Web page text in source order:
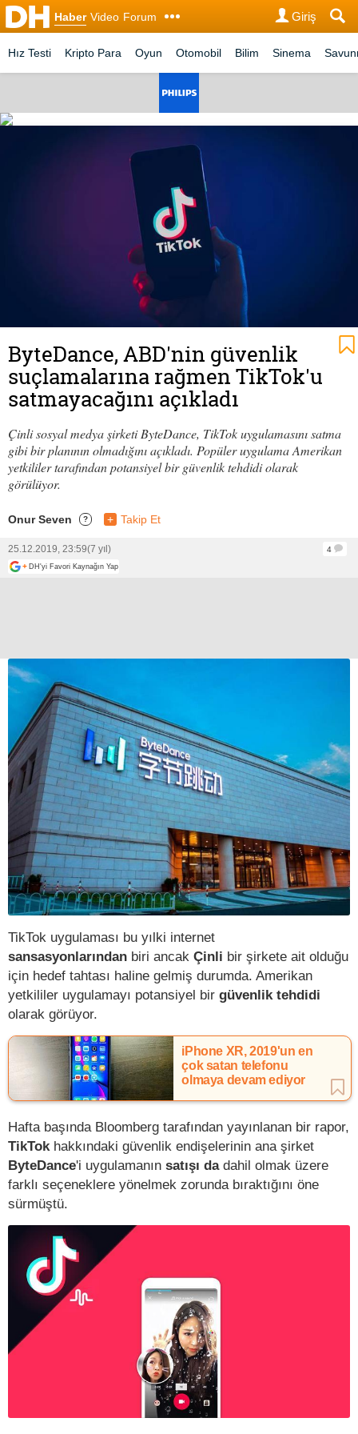
Haber Video Forum Giriş
Hız Testi Kripto Para Oyun Otomobil Bilim Sinema
ByteDance, ABD'nin güvenlik
suçlamalarına rağmen TikTok'u
satmayacağını açıkladı
Çinli sosyal medya şirketi ByteDance, TikTok uygulamasını satma
gibi bir planının olmadığını açıkladı. Popüler uygulama Amerikan
yetkililer tarafından potansiyel bir güvenlik tehdidi olarak
görülüyor.
Onur Seven ? + Takip Et
25.12.2019, 23:59(7 yıl)
4
+ DH'yi Favori Kaynağın Yap
TikTok uygulaması bu yılki internet
sansasyonlarından biri ancak Çinli bir şirkete ait olduğu
için hedef tahtası haline gelmiş durumda. Amerikan
yetkililer uygulamayı potansiyel bir güvenlik tehdidi
olarak görüyor.
iPhone XR, 2019'un en
çok satan telefonu
olmaya devam ediyor
Hafta başında Bloomberg tarafından yayınlanan bir rapor,
TikTok hakkındaki güvenlik endişelerinin ana şirket
ByteDance'i uygulamanın satışı dadahil olmak üzere
farklı seçeneklere yönelmek zorunda bıraktığını öne
sürmüştü.